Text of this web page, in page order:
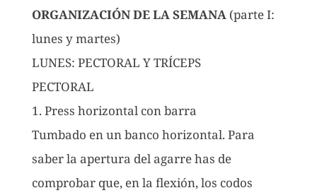
ORGANIZACIÓN DE LA SEMANA(parte I:
lunes y martes)
LUNES: PECTORAL Y TRÍCEPS
PECTORAL
1. Press horizontal con barra
Tumbado en un banco horizontal. Para
saber la apertura del agarre has de
comprobar que, en la flexión, los codos